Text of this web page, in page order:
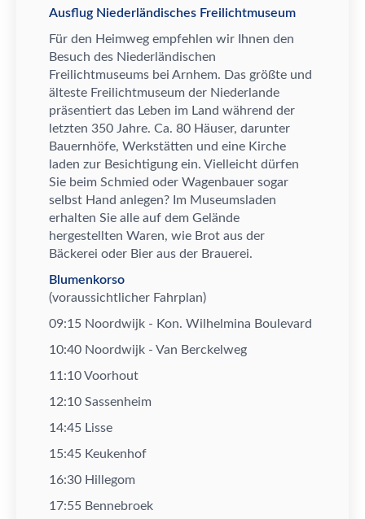
Ausflug Niederländisches Freilichtmuseum
Für den Heimweg empfehlen wir Ihnen den
Besuch des Niederl ändischen
Freilichtmuseums bei Arnhem. Das größte und
ä lteste Freilichtmuseum der Niederlande
präsentiert das Leben im Land während der
letzten 350 Jahre. Ca. 80 Häuser, darunter
Bauernhöfe, Werkstätten und eine Kirche
laden zur Besichtigung ein. Vielleicht dürfen
Sie beim Schmied oder Wagenbauer sogar
selbst Hand anlegen? Im Museumsladen
erhalten Sie alle auf dem Gel ände
hergestellten Waren, wie Brot aus der
Bäckerei oder Bier aus der Brauerei.
Blumenkorso
(voraussichtlicher Fahrplan)
09:15 Noordwijk - Kon. Wilhelmina Boulevard
10:40 Noordwijk - Van Berckelweg
11:10Voorhout
12:10 Sassenheim
14:45 Lisse
15:45 Keukenhof
16:30 Hillegom
1 7:55 Bennebroek